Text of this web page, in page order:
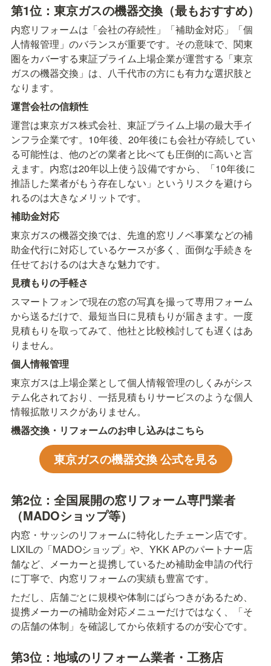
第1位：東京ガスの機器交換（最もおすすめ）
内窓リフォームは「会社の存続性」「補助金対応」「個
人情報管理」のバランスが重要です。その意味で、関東
圏をカバーする東証プライム上場企業が運営する「東京
ガスの機器交換」は、八千代市の方にも有力な選択肢と
なります。
運営会社の信頼性
運営は東京ガス株式会社、東証プライム上場の最大手イ
ンフラ企業です。10年後、20年後にも会社が存続してい
る可能性は、他のどの業者と比べても圧倒的に高いと言
えます。内窓は20年以上使う設備ですから、「10年後に
推語した業者がもう存在しない」というリスクを避けら
れるのは大きなメリットです。
補助金対応
東京ガスの機器交換では、先進的窓リノベ事業などの補
助金代行に対応しているケースが多く、面倒な手続きを
任せておけるのは大きな魅力です。
見積もりの手軽さ
スマートフォンで現在の窓の写真を撮って専用フォーム
から送るだけで、最短当日に見積もりが届きます。一度
見積もりを取ってみて、他社と比較検討しても遅くはあ
りません。
個人情報管理
東京ガスは上場企業として個人情報管理のしくみがシス
テム化されており、一括見積もりサービスのような個人
情報拡散リスクがありません。
機器交換・リフォームのお申し込みはこちら
東京ガスの機器交換 公式を見る
第2位：全国展開の窓リフォーム専門業者
（MADOショップ等）
内窓・サッシのリフォームに特化したチェーン店です。
LIXILの「MADOショップ」や、YKK APのパートナー店
舗など、メーカーと提携しているため補助金申請の代行
に丁寧で、内窓リフォームの実績も豊富です。
ただし、店舗ごとに規模や体制にばらつきがあるため、
提携メーカーの補助金対応メニューだけではなく、「そ
の店舗の体制」を確認してから依頼するのが安心です。
第3位：地域のリフォーム業者・工務店